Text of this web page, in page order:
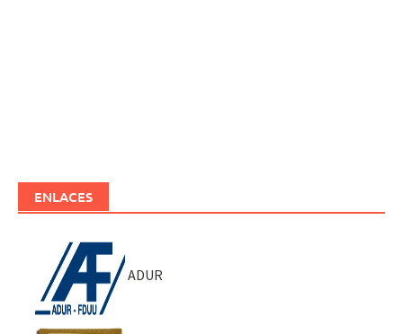
ENLACES
ADUR